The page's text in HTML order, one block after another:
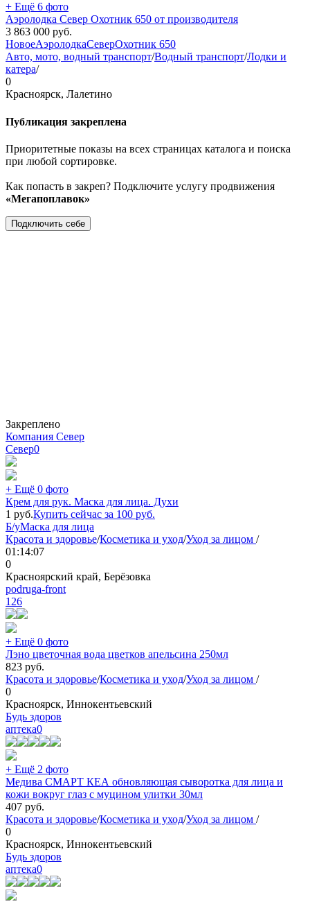
+ Ещё 6 фото
Аэролодка Север Охотник 650 от производителя
3 863 000 руб.
НовоеАэролодкаСеверОхотник 650
Авто, мото, водный транспорт/Водный транспорт/Лодки и
катера/
0
Красноярск, Лалетино
Публикация закреплена
Приоритетные показы на всех страницах каталога и поиска
при любой сортировке.
Как попасть в закреп? Подключите услугу продвижения
«Мегапоплавок»
Подключить себе
Закреплено
Компания Север
Север0
+ Ещё 0 фото
Крем для рук. Маска для лица. Духи
1 руб.Купить сейчас за 100 руб.
Б/уМаска для лица
Красота и здоровье/Косметика и уход/Уход за лицом /
01:14:07
0
Красноярский край, Берёзовка
podruga-front
126
+ Ещё 0 фото
Лэно цветочная вода цветков апельсина 250мл
823 руб.
Красота и здоровье/Косметика и уход/Уход за лицом /
0
Красноярск, Иннокентьевский
Будь здоров
аптека0
+ Ещё 2 фото
Медива СМАРТ КЕА обновляющая сыворотка для лица и
кожи вокруг глаз с муцином улитки 30мл
407 руб.
Красота и здоровье/Косметика и уход/Уход за лицом /
0
Красноярск, Иннокентьевский
Будь здоров
аптека0